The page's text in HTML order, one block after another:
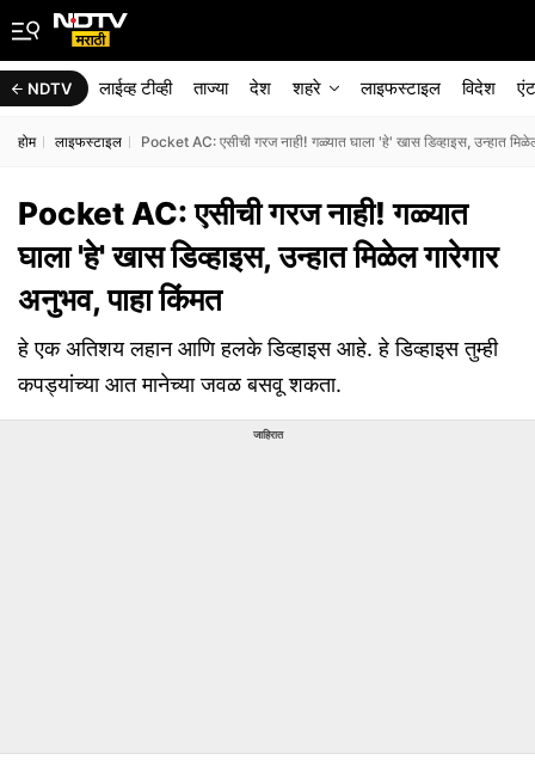
NDTV लाईव्ह टीव्ही ताज्या देश शहरे लाइफस्टाइल विदेश
होम लाइफस्टाइल Pocket AC: एसीची गरज नाही! गळ्यात घाला 'हे' खास डिव्हाइस, उन्हात
Pocket AC: एसीची गरज नाही! गळ्यात
घाला 'हे' खास डिव्हाइस, उन्हात मिळेल गारेगार
अनुभव, पाहा किंमत
हे एक अतिशय लहान आणि हलके डिव्हाइस आहे. हे डिव्हाइस तुम्ही
कपड्यांच्या आत मानेच्या जवळ बसवू शकता.
जाहिरात